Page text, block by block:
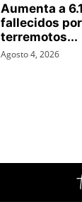
Aumenta a
fallecidos
terremotos...
Agosto 4, 2026